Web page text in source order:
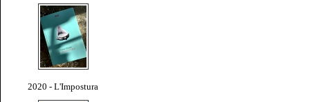
2020 - L'Impostura